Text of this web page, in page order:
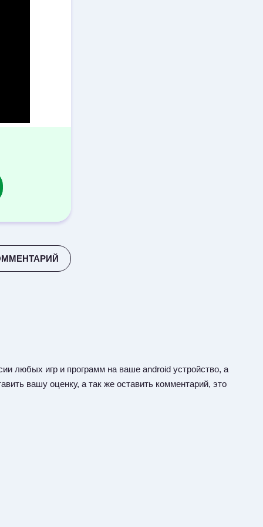
любых игр и программ на ваше android устройство, а
вашу оценку, а так же оставить комментарий, это